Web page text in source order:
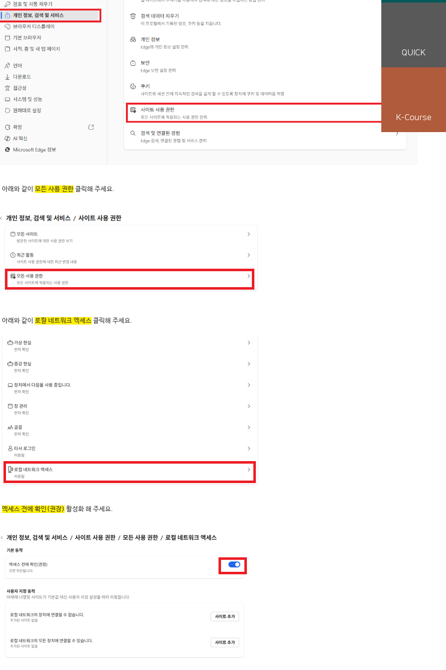
래와 같이 모든 사용 권한 클릭해 주세요.
래와 같이 로컬 네트워크 엑세스 클릭해 주세요.
엑세스 전에 확인(권장) 활성화 해 주세요.
QUICK
K-Course